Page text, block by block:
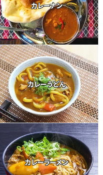
カレーナン
カレーうどん
カレーラーメン